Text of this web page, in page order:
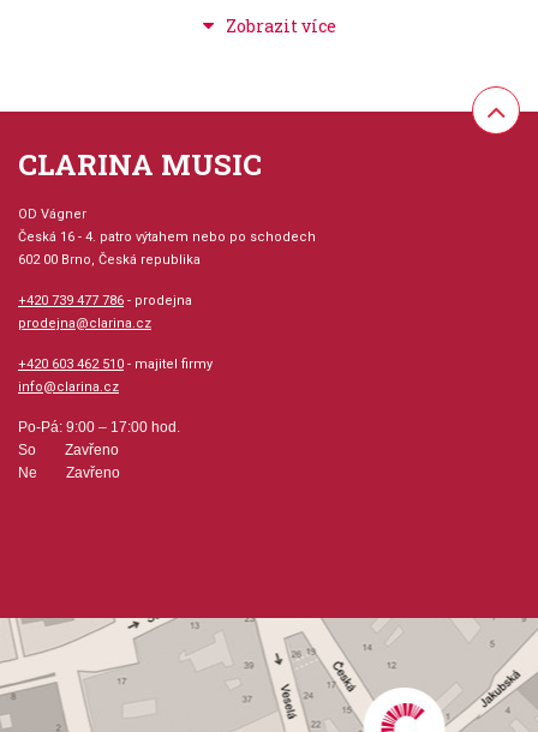
duchovní hudba
Velikost (rozměr): 23 x 30 cm
Počet skladeb: 96
Počet stran: 255
Odběr minimálně 1 kus
Obsahuje:
No. 1 in C major PreludeNo. 1 in C major FugueNo. 2 in C
minor PreludeNo. 2 in C minor FugueNo. 3 in C-sharp major
PreludeNo. 3 in C-sharp major FugueNo. 4 in C-sharp minor
CLARINA MUSIC
OD Vágner
Česká 16 - 4. patro výtahem nebo po schodech
602 00 Brno, Česká republika
+420 739 477 786 - prodejna
prodejna@clarina.cz
+420 603 462 510 - majitel firmy
info@clarina.cz
Po-Pá: 9:00 – 17:00 hod.
So Zavřeno
Ne Zavřeno